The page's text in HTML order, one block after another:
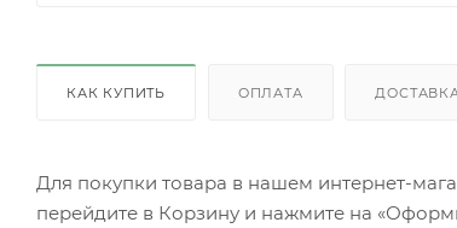
КАК КУПИТЬ ОПЛАТА
Для покупки товара в нашем интернет-
перейдите в Корзину и нажмите на